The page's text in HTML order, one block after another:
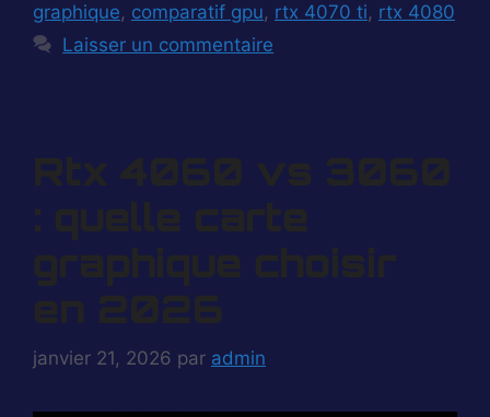
graphique, comparatif gpu, rtx 4070 ti, rtx 4080
Laisser un commentaire
Rtx 4060 vs 3060
: quelle carte
graphique choisir
en 2026
janvier 21, 2026 par admin